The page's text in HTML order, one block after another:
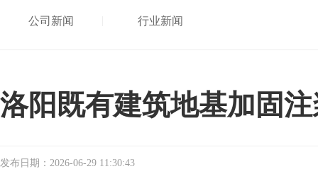
公司新闻 行业新闻
洛阳既有建筑地基加固
发布日期：2026-06-29 11:30:43